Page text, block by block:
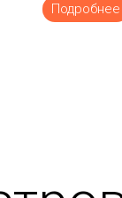
Подробнее